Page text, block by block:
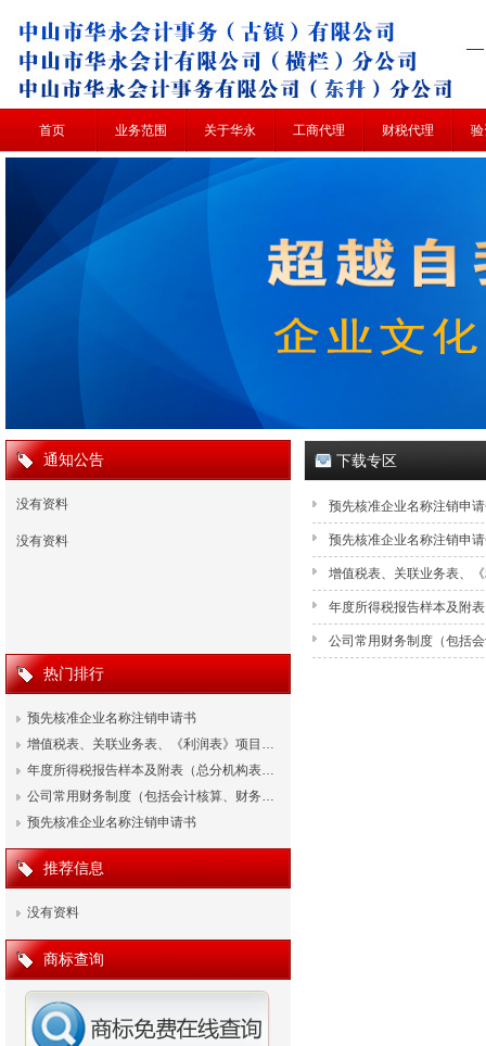
首页 业务范围 关于华永 工商代理 财税代理
下载专区
预先核准企业名称注销申
预先核准企业名称注销申
增值税表、关联业务表、
年度所得税报告样本及附
公司常用财务制度（包括
通知公告
没有资料
没有资料
热门排行
预先核准企业名称注销申请书
增值税表、关联业务表、《利润表》项目…
年度所得税报告样本及附表（总分机构表…
公司常用财务制度（包括会计核算、财务…
预先核准企业名称注销申请书
推荐信息
没有资料
商标查询